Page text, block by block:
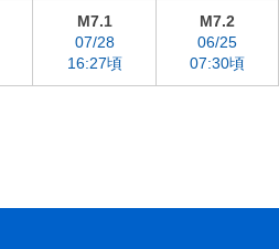
M7.1
07/28
16:27頃
M7.2
06/25
07:30頃